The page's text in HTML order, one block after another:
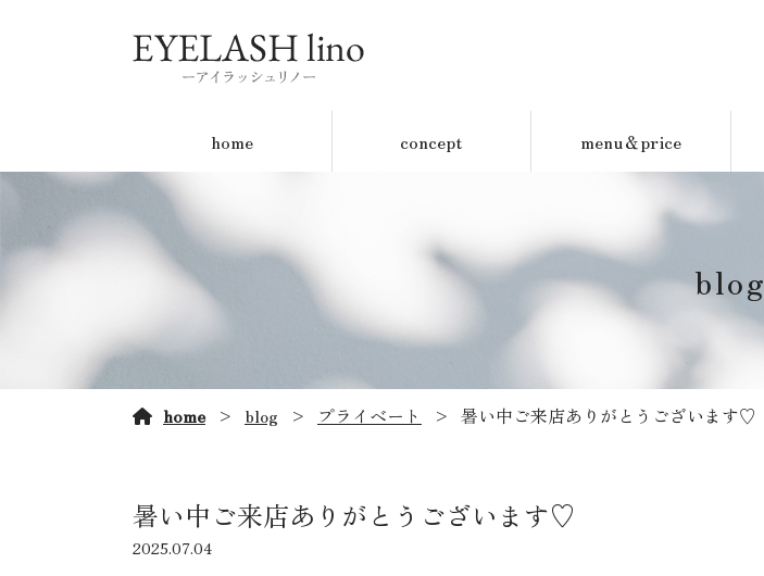
home concept menu＆price
blog
home blog プライベート 暑い中ご来店ありがとうございます♡
暑い中ご来店ありがとうございます♡
2025.07.04